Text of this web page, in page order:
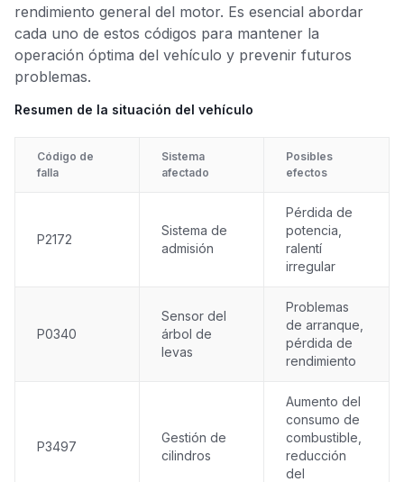
rendimiento general del motor. Es esencial abordar
cada uno de estos códigos para mantener la
operación óptima del vehículo y prevenir futuros
problemas.
Resumen de la situación del vehículo
Código de
falla
Sistema
afectado
Posibles
efectos
P2172
Sistema de
admisión
Pérdida de
potencia,
ralentí
irregular
P0340
Sensor del
árbol de
levas
Problemas
de arranque,
pérdida de
rendimiento
P3497
Gestión de
cilindros
Aumento del
consumo de
combustible,
reducción
del